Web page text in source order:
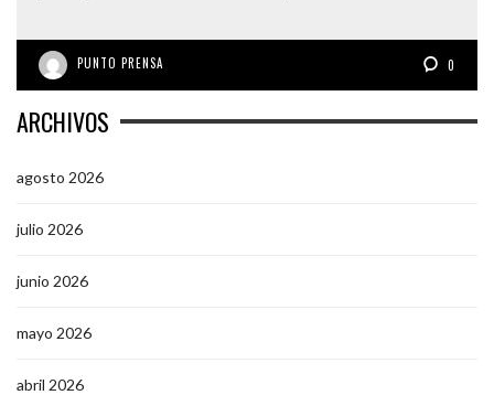
PUNTO PRENSA 0
ARCHIVOS
agosto 2026
julio 2026
junio 2026
mayo 2026
abril 2026